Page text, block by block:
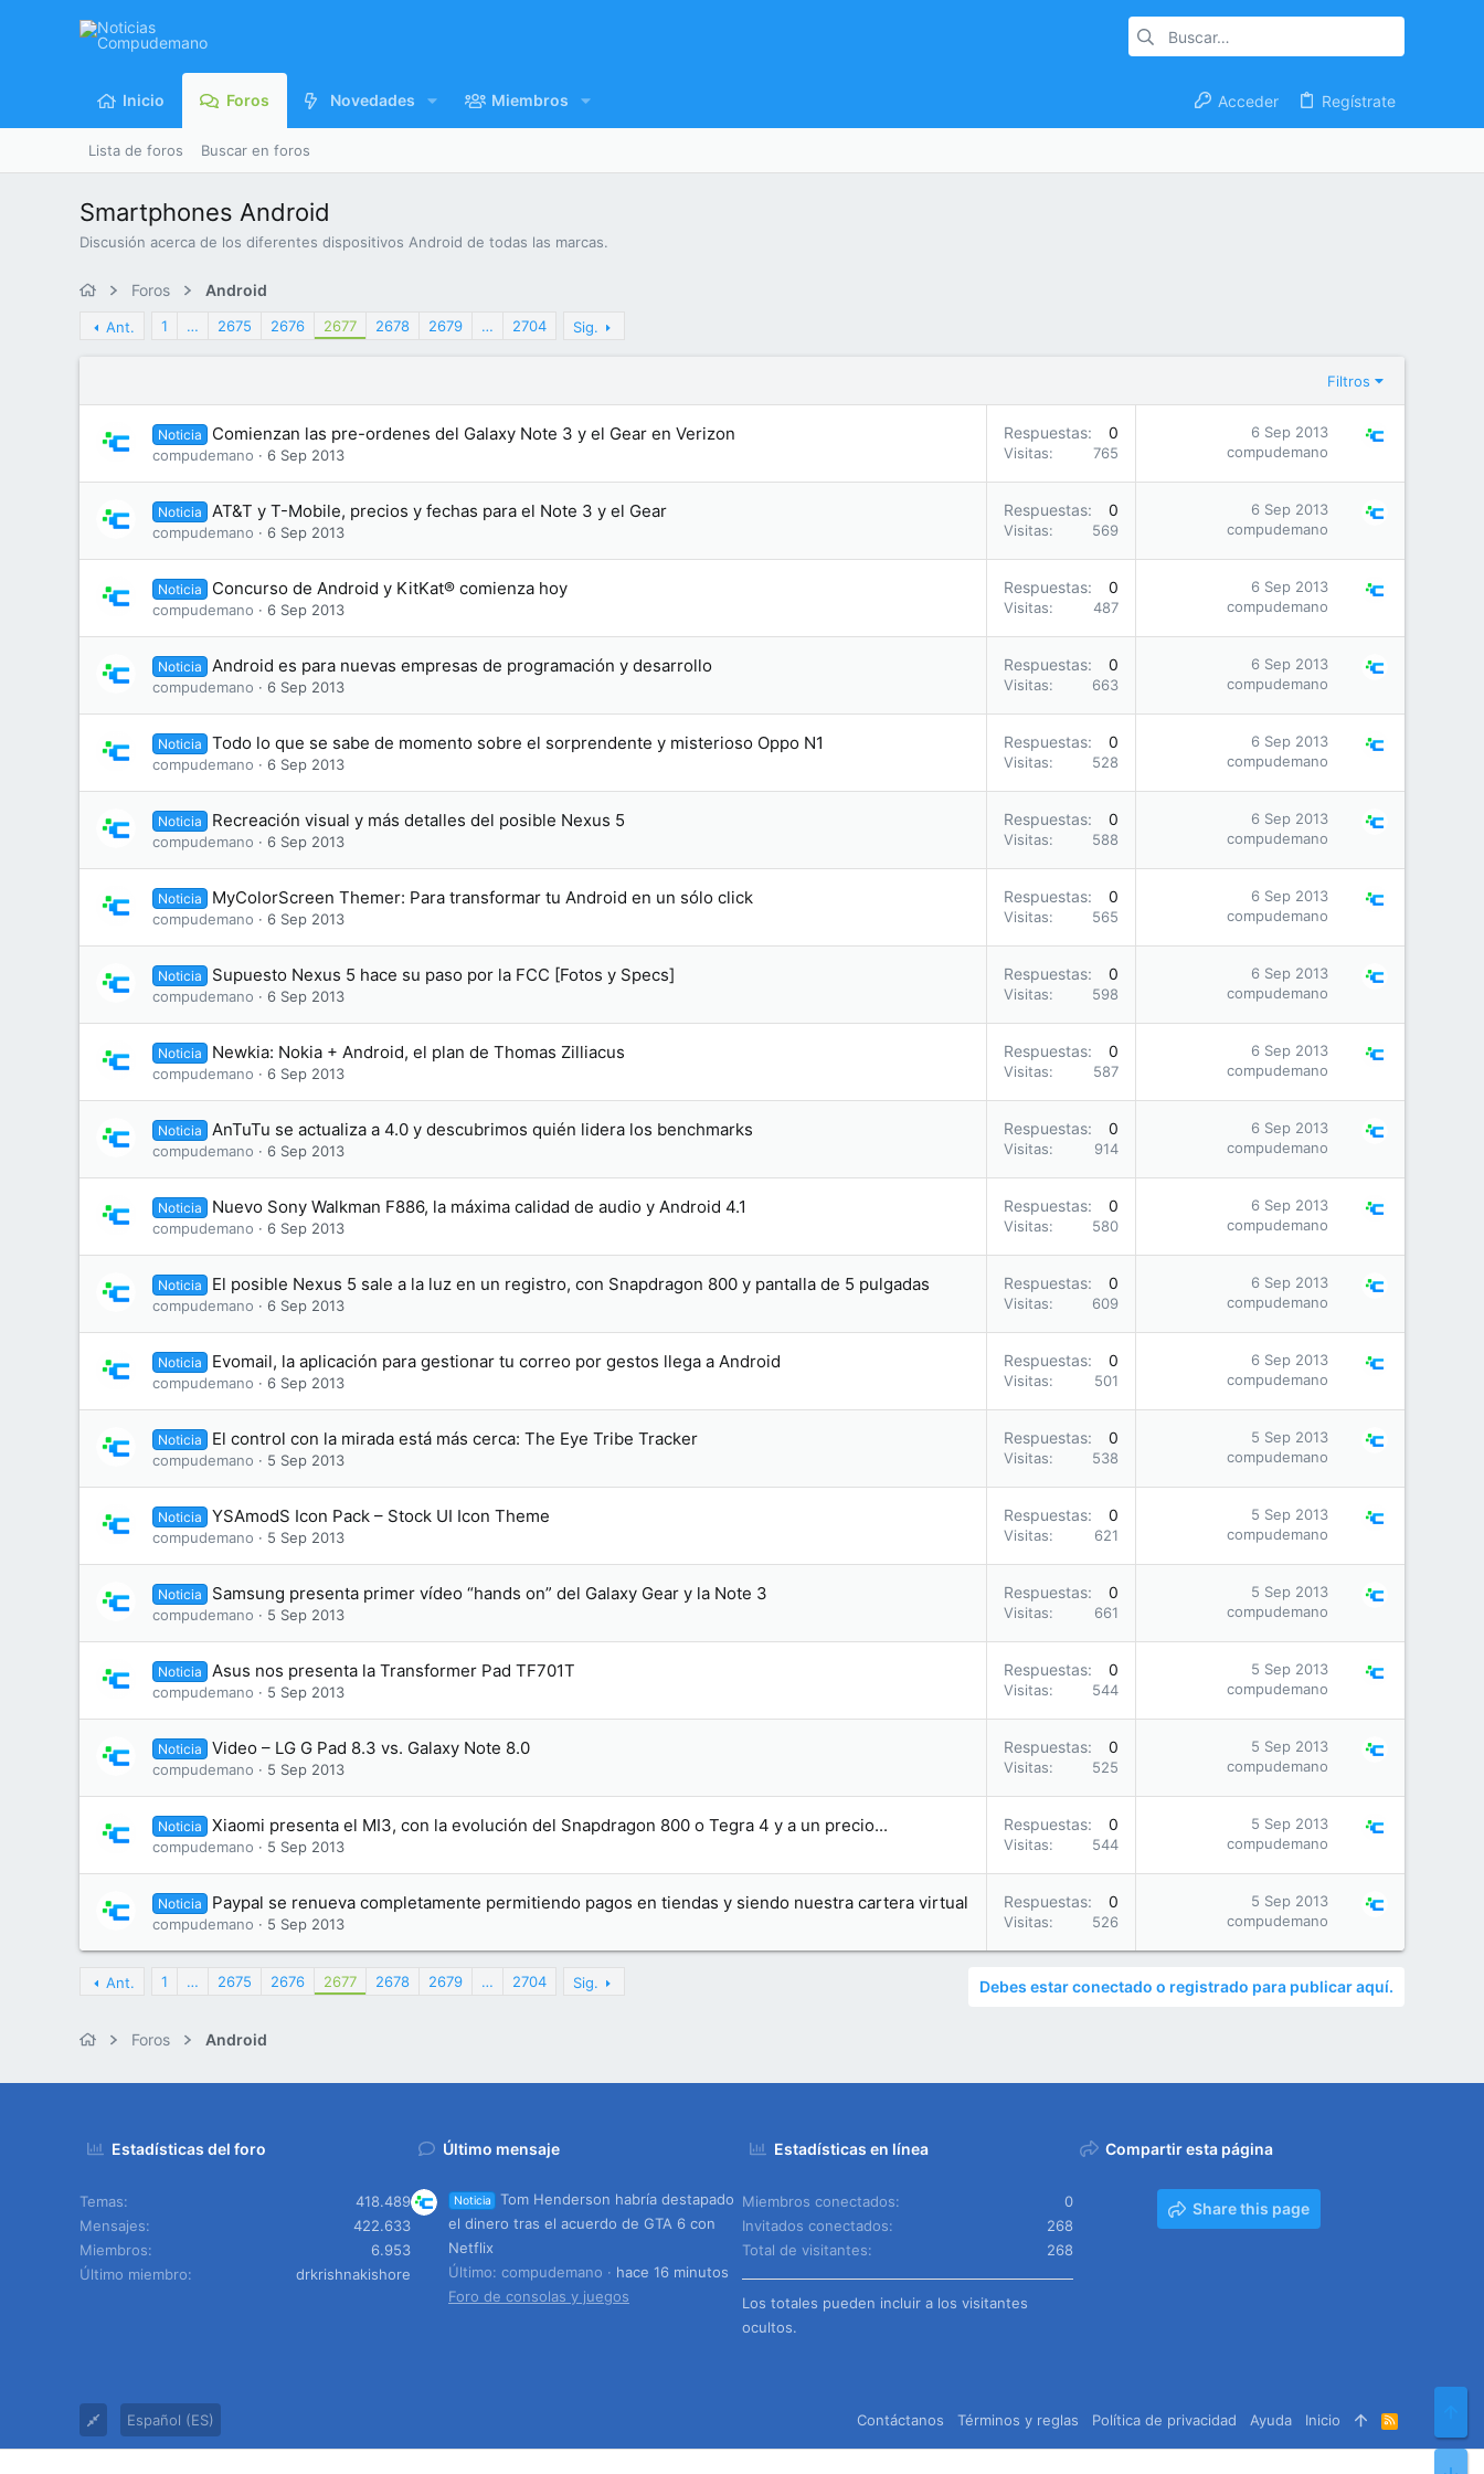
Inicio Foros Novedades Miembros Acceder Regístrate
Lista de foros Buscar en foros
Smartphones Android
Discusión acerca de los diferentes dispositivos Android de todas las marcas.
Foros Android
Ant. 1 … 2675 2676 2677 2678 2679 … 2704 Sig.
Filtros
Noticia Comienzan las pre-ordenes del Galaxy Note 3 y el Gear en Verizon
compudemano 6 Sep 2013
Respuestas 0
Visitas 765
6 Sep 2013
compudemano
Noticia AT&T y T-Mobile, precios y fechas para el Note 3 y el Gear
compudemano 6 Sep 2013
Respuestas 0
Visitas 569
6 Sep 2013
compudemano
Noticia Concurso de Android y KitKat® comienza hoy
compudemano 6 Sep 2013
Respuestas 0
Visitas 487
6 Sep 2013
compudemano
Noticia Android es para nuevas empresas de programación y desarrollo
compudemano 6 Sep 2013
Respuestas 0
Visitas 663
6 Sep 2013
compudemano
Noticia Todo lo que se sabe de momento sobre el sorprendente y misterioso Oppo N1
compudemano 6 Sep 2013
Respuestas 0
Visitas 528
6 Sep 2013
compudemano
Noticia Recreación visual y más detalles del posible Nexus 5
compudemano 6 Sep 2013
Respuestas 0
Visitas 588
6 Sep 2013
compudemano
Noticia MyColorScreen Themer: Para transformar tu Android en un sólo click
compudemano 6 Sep 2013
Respuestas 0
Visitas 565
6 Sep 2013
compudemano
Noticia Supuesto Nexus 5 hace su paso por la FCC [Fotos y Specs]
compudemano 6 Sep 2013
Respuestas 0
Visitas 598
6 Sep 2013
compudemano
Noticia Newkia: Nokia + Android, el plan de Thomas Zilliacus
compudemano 6 Sep 2013
Respuestas 0
Visitas 587
6 Sep 2013
compudemano
Noticia AnTuTu se actualiza a 4.0 y descubrimos quién lidera los benchmarks
compudemano 6 Sep 2013
Respuestas 0
Visitas 914
6 Sep 2013
compudemano
Noticia Nuevo Sony Walkman F886, la máxima calidad de audio y Android 4.1
compudemano 6 Sep 2013
Respuestas 0
Visitas 580
6 Sep 2013
compudemano
Noticia El posible Nexus 5 sale a la luz en un registro, con Snapdragon 800 y pantalla de 5 pulgadas
compudemano 6 Sep 2013
Respuestas 0
Visitas 609
6 Sep 2013
compudemano
Noticia Evomail, la aplicación para gestionar tu correo por gestos llega a Android
compudemano 6 Sep 2013
Respuestas 0
Visitas 501
6 Sep 2013
compudemano
Noticia El control con la mirada está más cerca: The Eye Tribe Tracker
compudemano 5 Sep 2013
Respuestas 0
Visitas 538
5 Sep 2013
compudemano
Noticia YSAmodS Icon Pack – Stock UI Icon Theme
compudemano 5 Sep 2013
Respuestas 0
Visitas 621
5 Sep 2013
compudemano
Noticia Samsung presenta primer vídeo “hands on” del Galaxy Gear y la Note 3
compudemano 5 Sep 2013
Respuestas 0
Visitas 661
5 Sep 2013
compudemano
Noticia Asus nos presenta la Transformer Pad TF701T
compudemano 5 Sep 2013
Respuestas 0
Visitas 544
5 Sep 2013
compudemano
Noticia Video – LG G Pad 8.3 vs. Galaxy Note 8.0
compudemano 5 Sep 2013
Respuestas 0
Visitas 525
5 Sep 2013
compudemano
Noticia Xiaomi presenta el MI3, con la evolución del Snapdragon 800 o Tegra 4 y a un precio...
compudemano 5 Sep 2013
Respuestas 0
Visitas 544
5 Sep 2013
compudemano
Noticia Paypal se renueva completamente permitiendo pagos en tiendas y siendo nuestra cartera virtual
compudemano 5 Sep 2013
Respuestas 0
Visitas 526
5 Sep 2013
compudemano
Ant. 1 … 2675 2676 2677 2678 2679 … 2704 Sig. Debes estar conectado o registrado para publicar aquí.
Foros Android
Estadísticas del foro
Temas
418.489
Mensajes
422.633
Miembros
6.953
Último miembro
drkrishnakishore
Último mensaje
Noticia
Tom Henderson habría destapado
el dinero tras el acuerdo de GTA 6 con
Netflix
Último: compudemano
hace 16 minutos
Foro de consolas y juegos
Estadísticas en línea
Miembros conectados
0
Invitados conectados
268
Total de visitantes
268
Los totales pueden incluir a los visitantes
ocultos.
Compartir esta página
Share this page
Español (ES) Contáctanos Términos y reglas Política de privacidad Ayuda Inicio
R
S
S